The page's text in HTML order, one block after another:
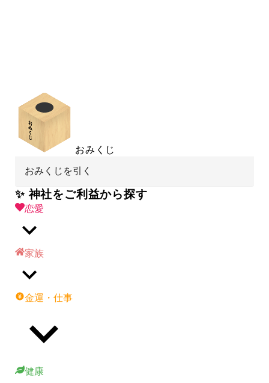
おみくじ
おみくじを引く
✨ 神社をご利益から探す
恋愛
家族
金運・仕事
健康